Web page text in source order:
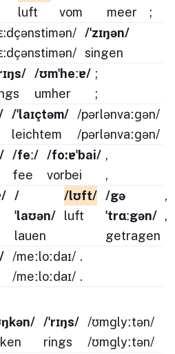
luft
vom
meer
;
/ˈzɪŋən/
singen
/ʊmˈheːɐ/
umher
;
;
/ˈlaɪçtəm/
leichtem
/pərlənvaːɡən/
/pərlənvaːɡən/
/feː/
fee
/fo:ɐˈbai/
vorbei
,
,
/
ˈlaʊən/
lauen
/lʊft/
luft
/gə
ˈtrɑːgən/
getragen
,
,
/meːloːdaɪ/
/meːloːdaɪ/
.
.
/ˈrɪŋs/
rings
/ʊmɡlyːtən/
/ʊmɡlyːtən/